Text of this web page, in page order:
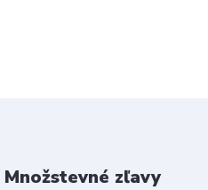
Množstevné zľavy